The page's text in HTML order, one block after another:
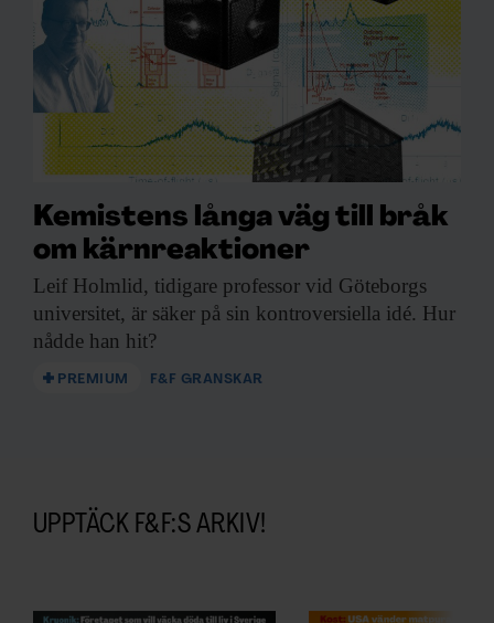
Kemistens långa väg till bråk
om kärnreaktioner
Leif Holmlid, tidigare professor vid Göteborgs
universitet, är säker på sin kontroversiella idé. Hur
nådde han hit?
PREMIUM F&F GRANSKAR
UPPTÄCK F&F:S ARKIV!